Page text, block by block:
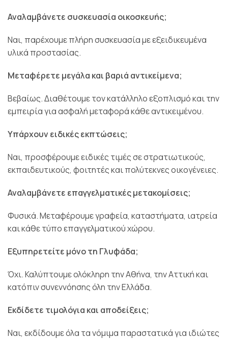
Αναλαμβάνετε συσκευασία οικοσκευής;
Ναι, παρέχουμε πλήρη συσκευασία με εξειδικευμένα
υλικά προστασίας.
Μεταφέρετε μεγάλα και βαριά αντικείμενα;
Βεβαίως. Διαθέτουμε τον κατάλληλο εξοπλισμό και την
εμπειρία για ασφαλή μεταφορά κάθε αντικειμένου.
Υπάρχουν ειδικές εκπτώσεις;
Ναι, προσφέρουμε ειδικές τιμές σε στρατιωτικούς,
εκπαιδευτικούς, φοιτητές και πολύτεκνες οικογένειες.
Αναλαμβάνετε επαγγελματικές μετακομίσεις;
Φυσικά. Μεταφέρουμε γραφεία, καταστήματα, ιατρεία
και κάθε τύπο επαγγελματικού χώρου.
Εξυπηρετείτε μόνο τη Γλυφάδα;
Όχι. Καλύπτουμε ολόκληρη την Αθήνα, την Αττική και
κατόπιν συνεννόησης όλη την Ελλάδα.
Εκδίδετε τιμολόγια και αποδείξεις;
Ναι, εκδίδουμε όλα τα νόμιμα παραστατικά για ιδιώτες